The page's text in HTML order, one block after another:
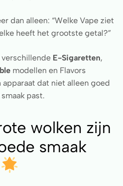
dan alleen: “Welke Vape ziet
heeft het grootste getal?”
E-Sigaretten,
modellen en Flavors
dat niet alleen goed
past.
wolken zijn
smaak